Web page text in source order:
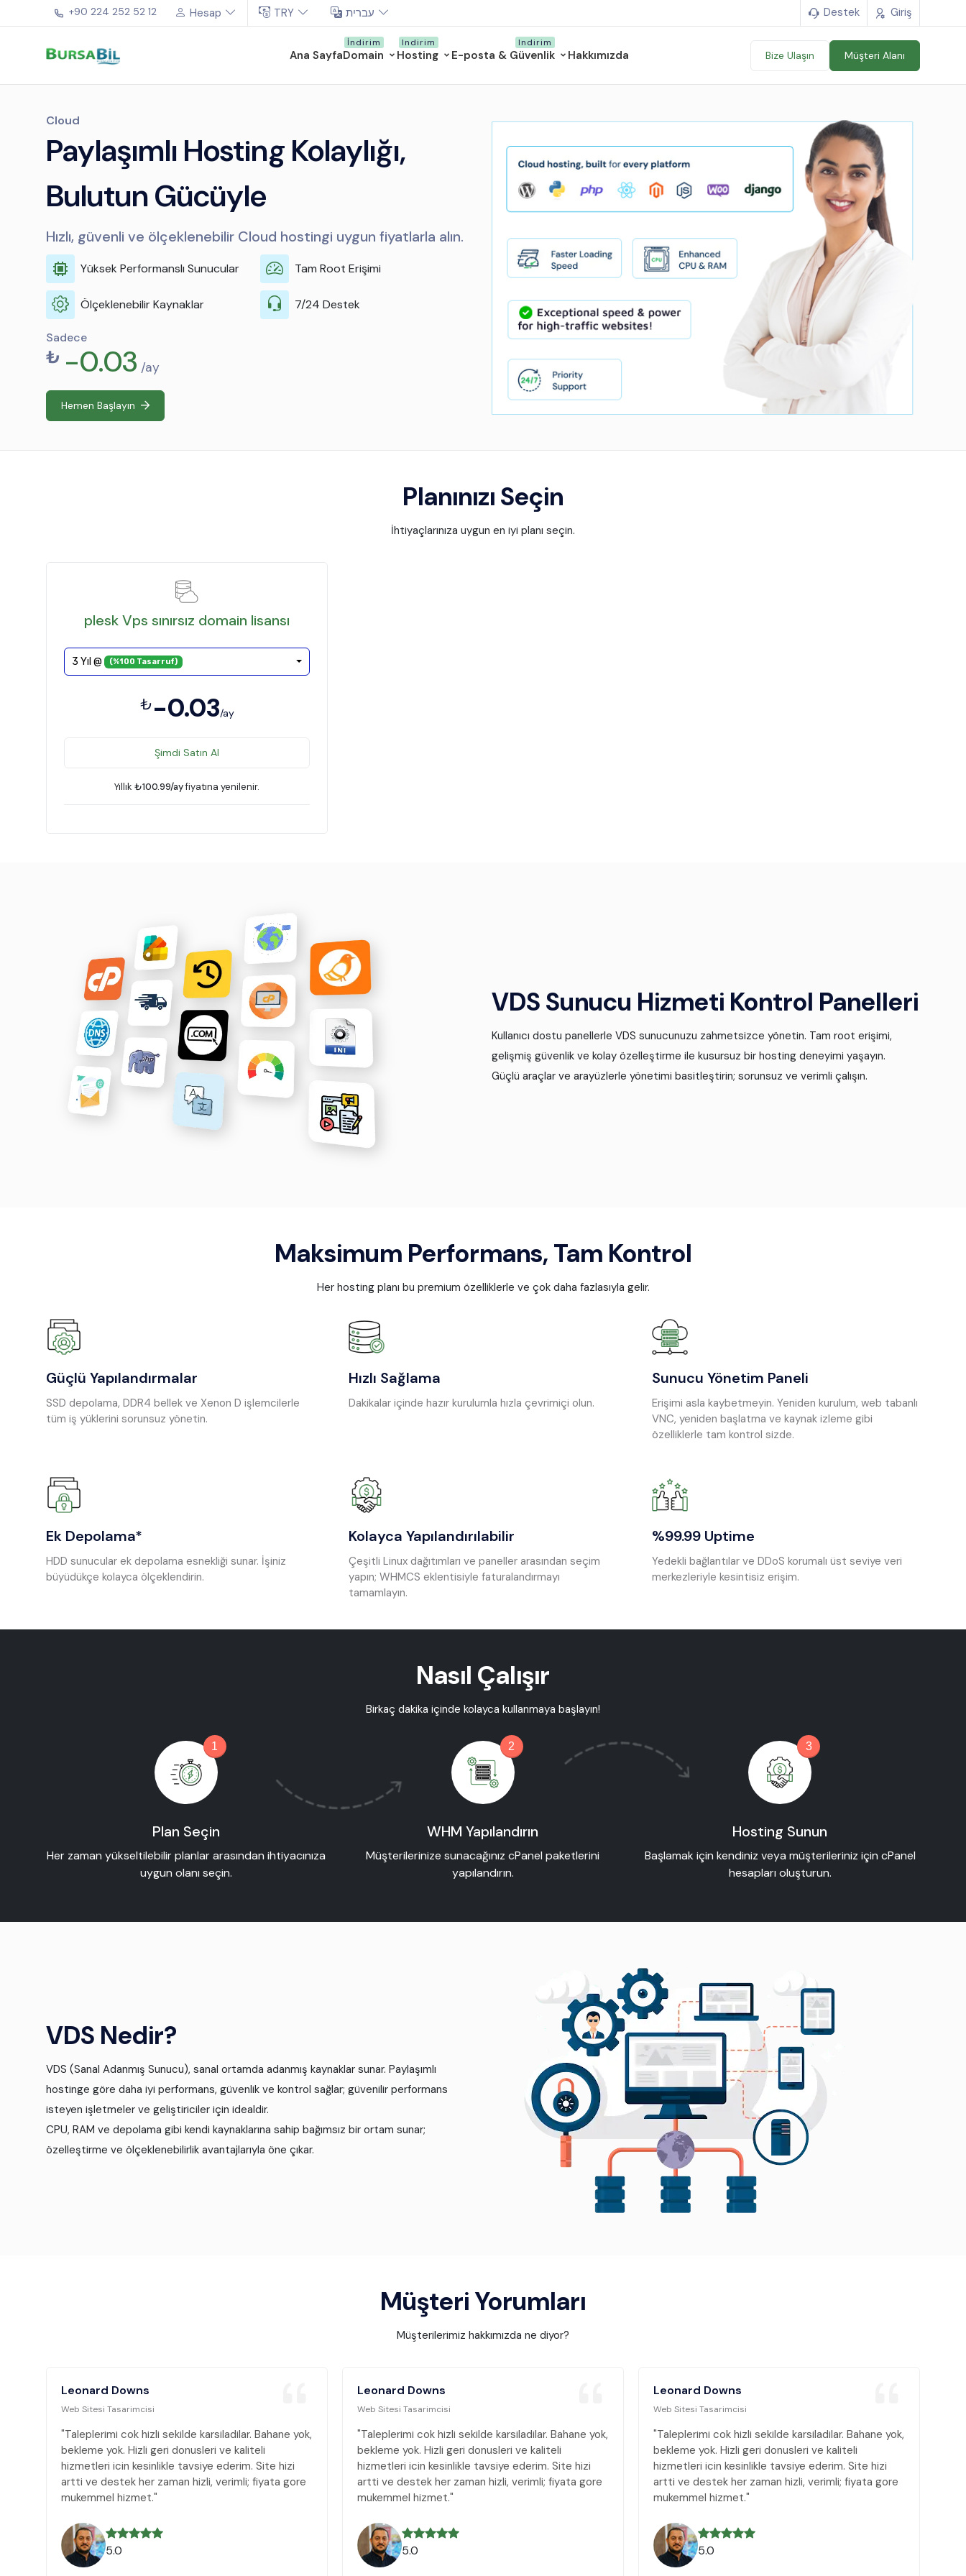
+90 224 252 52 12 Hesap TRY עברית Destek Giriş
Ana SayfaDomain Hosting E-posta & Güvenlik Hakkımızda Bize Ulaşın Müşteri Alanı
Cloud
Paylaşımlı Hosting Kolaylığı,
Bulutun Gücüyle
Hızlı, güvenli ve ölçeklenebilir Cloud hostingi uygun fiyatlarla alın.
Yüksek Performanslı Sunucular Tam Root Erişimi
Ölçeklenebilir Kaynaklar 7/24 Destek
Sadece
₺ -0.03 /ay
Hemen Başlayın
Planınızı Seçin
İhtiyaçlarınıza uygun en iyi planı seçin.
plesk Vps sınırsız domain lisansı
3 Yıl @ (%100 Tasarruf)
₺-0.03/ay
Şimdi Satın Al
Yıllık ₺100.99/ayfiyatına yenilenir.
VDS Sunucu Hizmeti Kontrol Panelleri
Kullanıcı dostu panellerle VDS sunucunuzu zahmetsizce yönetin. Tam root erişimi,
gelişmiş güvenlik ve kolay özelleştirme ile kusursuz bir hosting deneyimi yaşayın.
Güçlü araçlar ve arayüzlerle yönetimi basitleştirin; sorunsuz ve verimli çalışın.
Maksimum Performans, Tam Kontrol
Her hosting planı bu premium özelliklerle ve çok daha fazlasıyla gelir.
Güçlü Yapılandırmalar
SSD depolama, DDR4 bellek ve Xenon D işlemcilerle
tüm iş yüklerini sorunsuz yönetin.
Hızlı Sağlama
Dakikalar içinde hazır kurulumla hızla çevrimiçi olun.
Sunucu Yönetim Paneli
Erişimi asla kaybetmeyin. Yeniden kurulum, web tabanlı
VNC, yeniden başlatma ve kaynak izleme gibi
özelliklerle tam kontrol sizde.
Ek Depolama*
HDD sunucular ek depolama esnekliği sunar. İşiniz
büyüdükçe kolayca ölçeklendirin.
Kolayca Yapılandırılabilir
Çeşitli Linux dağıtımları ve paneller arasından seçim
yapın; WHMCS eklentisiyle faturalandırmayı
tamamlayın.
%99.99 Uptime
Yedekli bağlantılar ve DDoS korumalı üst seviye veri
merkezleriyle kesintisiz erişim.
Nasıl Çalışır
Birkaç dakika içinde kolayca kullanmaya başlayın!
1
Plan Seçin
Her zaman yükseltilebilir planlar arasından ihtiyacınıza
uygun olanı seçin.
2
WHM Yapılandırın
Müşterilerinize sunacağınız cPanel paketlerini
yapılandırın.
3
Hosting Sunun
Başlamak için kendiniz veya müşterileriniz için cPanel
hesapları oluşturun.
VDS Nedir?
VDS (Sanal Adanmış Sunucu), sanal ortamda adanmış kaynaklar sunar. Paylaşımlı
hostinge göre daha iyi performans, güvenlik ve kontrol sağlar; güvenilir performans
isteyen işletmeler ve geliştiriciler için idealdir.
CPU, RAM ve depolama gibi kendi kaynaklarına sahip bağımsız bir ortam sunar;
özelleştirme ve ölçeklenebilirlik avantajlarıyla öne çıkar.
Müşteri Yorumları
Müşterilerimiz hakkımızda ne diyor?
Leonard Downs
Web Sitesi Tasarimcisi
"Taleplerimi cok hizli sekilde karsiladilar. Bahane yok,
bekleme yok. Hizli geri donusleri ve kaliteli
hizmetleri icin kesinlikle tavsiye ederim. Site hizi
artti ve destek her zaman hizli, verimli; fiyata gore
mukemmel hizmet."
5.0
Leonard Downs
Web Sitesi Tasarimcisi
"Taleplerimi cok hizli sekilde karsiladilar. Bahane yok,
bekleme yok. Hizli geri donusleri ve kaliteli
hizmetleri icin kesinlikle tavsiye ederim. Site hizi
artti ve destek her zaman hizli, verimli; fiyata gore
mukemmel hizmet."
5.0
Leonard Downs
Web Sitesi Tasarimcisi
"Taleplerimi cok hizli sekilde karsiladilar. Bahane yok,
bekleme yok. Hizli geri donusleri ve kaliteli
hizmetleri icin kesinlikle tavsiye ederim. Site hizi
artti ve destek her zaman hizli, verimli; fiyata gore
mukemmel hizmet."
5.0